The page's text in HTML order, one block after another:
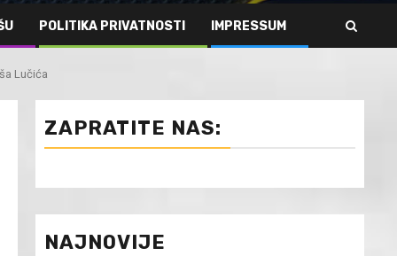
POLITIKA PRIVATNOSTI IMPRESSUM
Lučića
ZAPRATITE NAS:
NAJNOVIJE